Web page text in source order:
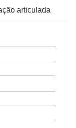
articulada